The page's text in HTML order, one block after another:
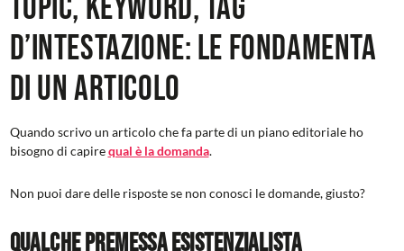
Topic, Keyword, Tag
d’intestazione: le fondamenta
di un articolo
Quando scrivo un articolo che fa parte di un piano editoriale ho
bisogno di capirequal è la domanda.
Non puoi dare delle risposte se non conosci le domande, giusto?
Qualche premessa esistenzialista